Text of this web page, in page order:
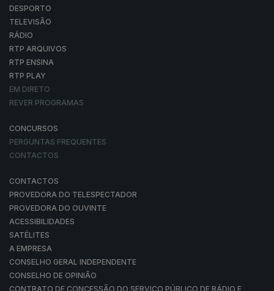
DESPORTO
TELEVISÃO
RÁDIO
RTP ARQUIVOS
RTP ENSINA
RTP PLAY
EM DIRETO
REVER PROGRAMAS
CONCURSOS
PERGUNTAS FREQUENTES
CONTACTOS
CONTACTOS
PROVEDORA DO TELESPECTADOR
PROVEDORA DO OUVINTE
ACESSIBILIDADES
SATÉLITES
A EMPRESA
CONSELHO GERAL INDEPENDENTE
CONSELHO DE OPINIÃO
CONTRATO DE CONCESSÃO DO SERVIÇO PÚBLICO DE RÁDIO E